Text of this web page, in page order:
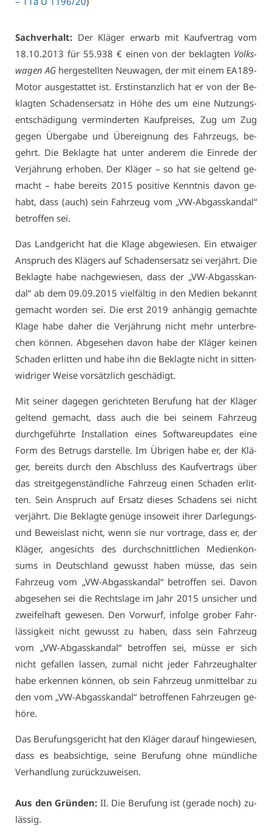
Sach­ver­halt: Der Klä­ger er­warb mit Kauf­ver­trag vom
18.10.2013 für 55.938 € ei­nen von der be­klag­ten Volks­
wa­gen AG her­ge­stell­ten Neu­wa­gen, der mit ei­nem EA189-
Mo­tor aus­ge­stat­tet ist. Erst­in­stanz­lich hat er von der Be­
klag­ten Scha­dens­er­satz in Hö­he des um ei­ne Nut­zungs­
ent­schä­di­gung ver­min­der­ten Kauf­prei­ses, Zug um Zug
ge­gen Über­ga­be und Über­eig­nung des Fahr­zeugs, be­
gehrt. Die Be­klag­te hat un­ter an­de­rem die Ein­re­de der
Ver­jäh­rung er­ho­ben. Der Klä­ger – so hat sie gel­tend ge­
macht – ha­be be­reits 2015 po­si­ti­ve Kennt­nis da­von ge­
habt, dass (auch) sein Fahr­zeug vom „VW-Ab­gas­skan­dal“
be­trof­fen sei.
Das Land­ge­richt hat die Kla­ge ab­ge­wie­sen. Ein et­wai­ger
An­spruch des Klä­gers auf Scha­dens­er­satz sei ver­jährt. Die
Be­klag­te ha­be nach­ge­wie­sen, dass der „VW-Ab­gas­skan­
dal“ ab dem 09.09.2015 viel­fäl­tig in den Me­di­en be­kannt
ge­macht wor­den sei. Die erst 2019 an­hän­gig ge­mach­te
Kla­ge ha­be da­her die Ver­jäh­rung nicht mehr un­ter­bre­
chen kön­nen. Ab­ge­se­hen da­von ha­be der Klä­ger kei­nen
Scha­den er­lit­ten und ha­be ihn die Be­klag­te nicht in sit­ten­
wid­ri­ger Wei­se vor­sätz­lich ge­schä­digt.
Mit sei­ner da­ge­gen ge­rich­te­ten Be­ru­fung hat der Klä­ger
gel­tend ge­macht, dass auch die bei sei­nem Fahr­zeug
durch­ge­führ­te In­stal­la­ti­on ei­nes Soft­ware­up­dates ei­ne
Form des Be­trugs dar­stel­le. Im Üb­ri­gen ha­be er, der Klä­
ger, be­reits durch den Ab­schluss des Kauf­ver­trags über
das streit­ge­gen­ständ­li­che Fahr­zeug ei­nen Scha­den er­lit­
ten. Sein An­spruch auf Er­satz die­ses Scha­dens sei nicht
ver­jährt. Die Be­klag­te ge­nü­ge in­so­weit ih­rer Dar­le­gungs-
und Be­weis­last nicht, wenn sie nur vor­tra­ge, dass er, der
Klä­ger, an­ge­sichts des durch­schnitt­li­chen Me­di­en­kon­
sums in Deutsch­land ge­wusst ha­ben müs­se, das sein
Fahr­zeug vom „VW-Ab­gas­skan­dal“ be­trof­fen sei. Da­von
ab­ge­se­hen sei die Rechts­la­ge im Jahr 2015 un­si­cher und
zwei­fel­haft ge­we­sen. Den Vor­wurf, in­fol­ge gro­ber Fahr­
läs­sig­keit nicht ge­wusst zu ha­ben, dass sein Fahr­zeug
vom „VW-Ab­gas­skan­dal“ be­trof­fen sei, müs­se er sich
nicht ge­fal­len las­sen, zu­mal nicht je­der Fahr­zeug­hal­ter
ha­be er­ken­nen kön­nen, ob sein Fahr­zeug un­mit­tel­bar zu
den vom „VW-Ab­gas­skan­dal“ be­trof­fe­nen Fahr­zeu­gen ge­
hö­re.
Das Be­ru­fungs­ge­richt hat den Klä­ger dar­auf hin­ge­wie­sen,
dass es be­ab­sich­ti­ge, sei­ne Be­ru­fung oh­ne münd­li­che
Ver­hand­lung zu­rück­zu­wei­sen.
Aus den Grün­den: II. Die Be­ru­fung ist (ge­ra­de noch) zu­
läs­sig.